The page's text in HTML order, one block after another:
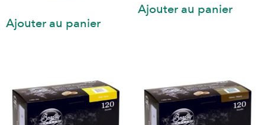
Ajouter au panier
Ajouter au panier